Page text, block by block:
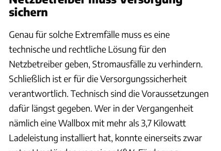
sichern
Genau für solche Extremfälle muss es eine
technische und rechtliche Lösung für den
Netzbetreiber geben, Stromausfälle zu verhindern.
Schließlich ist er für die Versorgungssicherheit
verantwortlich. Technisch sind die Voraussetzungen
dafür längst gegeben. Wer in der Vergangenheit
nämlich eine Wallbox mit mehr als 3,7 Kilowatt
Ladeleistung installiert hat, konnte einerseits zwar